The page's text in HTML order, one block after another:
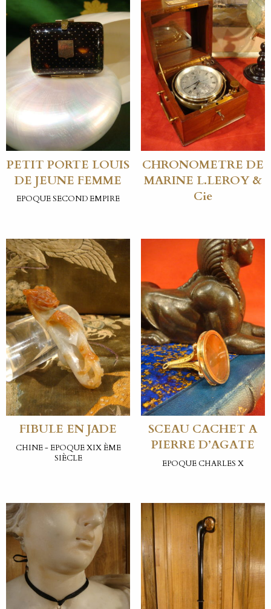
PETIT PORTE LOUIS
DE JEUNE FEMME
EPOQUE SECOND EMPIRE
CHRONOMETRE DE
MARINE L.LEROY &
Cie
FIBULE EN JADE
CHINE - EPOQUE XIX ÈME
SIÈCLE
SCEAU CACHET A
PIERRE D’AGATE
EPOQUE CHARLES X